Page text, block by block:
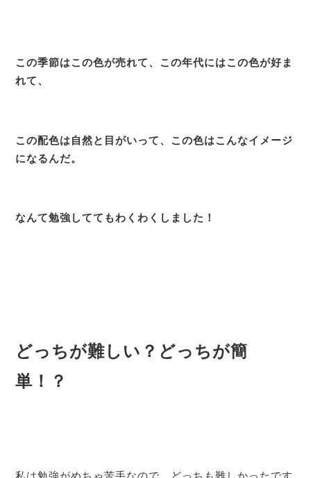
この季節はこの色が売れて、この年代にはこの色が好ま
れて、
この配色は自然と目がいって、この色はこんなイメージ
になるんだ。
なんて勉強しててもわくわくしました！
どっちが難しい？どっちが簡
単！？
私は勉強がめちゃ苦手なので、どっちも難しかったです